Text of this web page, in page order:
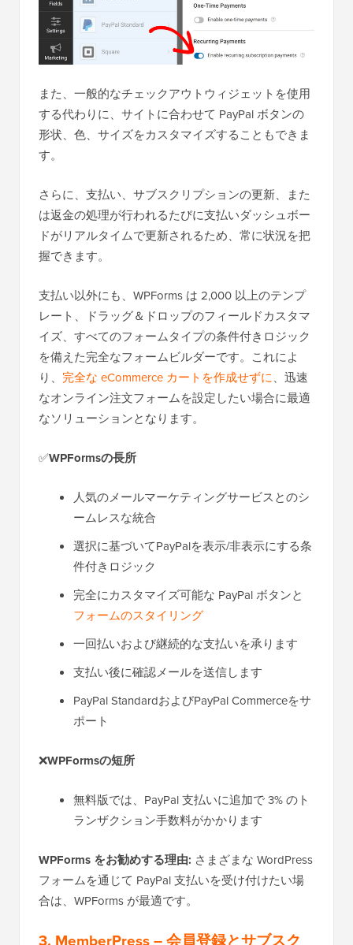
また、一般的なチェックアウトウィジェットを使用
する代わりに、サイトに合わせて PayPal ボタンの
形状、色、サイズをカスタマイズすることもできま
す。
さらに、支払い、サブスクリプションの更新、また
は返金の処理が行われるたびに支払いダッシュボー
ドがリアルタイムで更新されるため、常に状況を把
握できます。
支払い以外にも、WPForms は 2,000 以上のテンプ
レート、ドラッグ＆ドロップのフィールドカスタマ
イズ、すべてのフォームタイプの条件付きロジック
を備えた完全なフォームビルダーです。これによ
り、 完全な eCommerce カートを作成せずに、迅速
なオンライン注文フォームを設定したい場合に最適
なソリューションとなります。
✅WPFormsの長所
人気のメールマーケティングサービスとのシ
ームレスな統合
選択に基づいてPayPalを表示/非表示にする条
件付きロジック
完全にカスタマイズ可能な PayPal ボタンと
フォームのスタイリング
一回払いおよび継続的な支払いを承ります
支払い後に確認メールを送信します
PayPal StandardおよびPayPal Commerceをサ
ポート
❌WPFormsの短所
無料版では、PayPal 支払いに追加で 3% のト
ランザクション手数料がかかります
WPForms をお勧めする理由: さまざまな WordPress
フォームを通じて PayPal 支払いを受け付けたい場
合は、WPForms が最適です。